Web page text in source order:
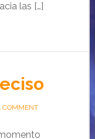
las […]
COMMENT